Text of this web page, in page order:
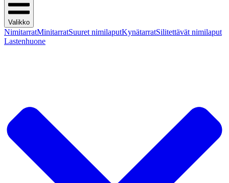
Valikko
NimitarratMinitarratSuuret nimilaputKynätarratSilitettävät nimilaput
Lastenhuone